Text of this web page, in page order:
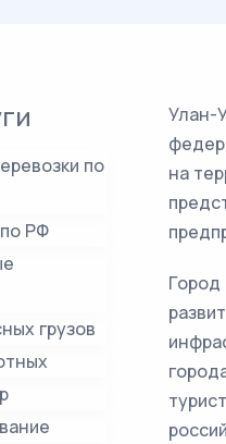
Улан-
на
Город
по
РФ
грузов